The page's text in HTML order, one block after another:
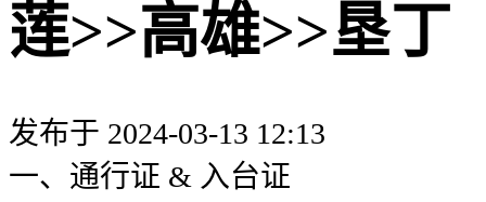
莲>>高雄>>垦丁
发布于 2024-03-13 12:13
一、通行证 & 入台证